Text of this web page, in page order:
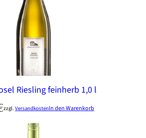
Riesling feinherb 1,0 l
zzgl. VersandkostenIn den Warenkorb